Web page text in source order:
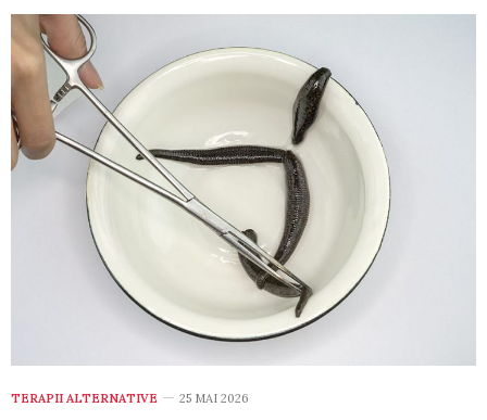
TERAPII ALTERNATIVE 25 MAI 2026